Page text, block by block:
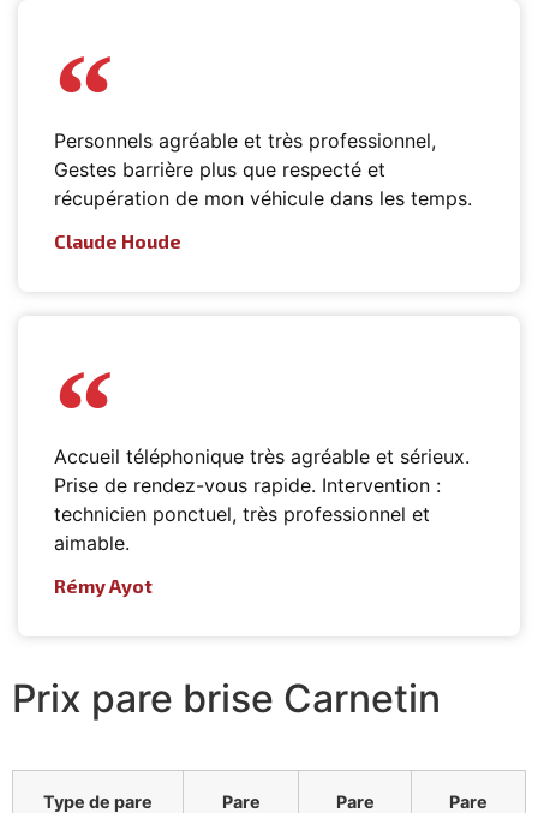
Personnels agréable et très professionnel,
Gestes barrière plus que respecté et
récupération de mon véhicule dans les temps.
Claude Houde
Accueil téléphonique très agréable et sérieux.
Prise de rendez-vous rapide. Intervention :
technicien ponctuel, très professionnel et
aimable.
Rémy Ayot
Prix pare brise Carnetin
Type de pare
Pare
Pare
Pare